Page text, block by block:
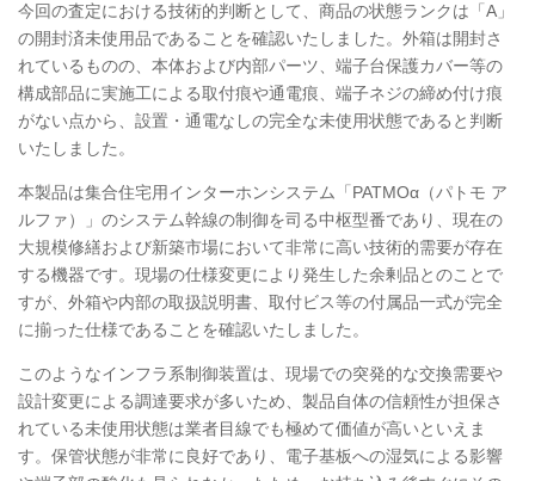
今回の査定における技術的判断として、商品の状態ランクは「A」
の開封済未使用品であることを確認いたしました。外箱は開封さ
れているものの、本体および内部パーツ、端子台保護カバー等の
構成部品に実施工による取付痕や通電痕、端子ネジの締め付け痕
がない点から、設置・通電なしの完全な未使用状態であると判断
いたしました。
本製品は集合住宅用インターホンシステム「PATMOα（パトモ ア
ルファ）」のシステム幹線の制御を司る中枢型番であり、現在の
大規模修繕および新築市場において非常に高い技術的需要が存在
する機器です。現場の仕様変更により発生した余剰品とのことで
すが、外箱や内部の取扱説明書、取付ビス等の付属品一式が完全
に揃った仕様であることを確認いたしました。
このようなインフラ系制御装置は、現場での突発的な交換需要や
設計変更による調達要求が多いため、製品自体の信頼性が担保さ
れている未使用状態は業者目線でも極めて価値が高いといえま
す。保管状態が非常に良好であり、電子基板への湿気による影響